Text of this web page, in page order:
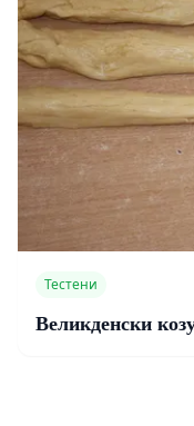
Тестени
Великденски